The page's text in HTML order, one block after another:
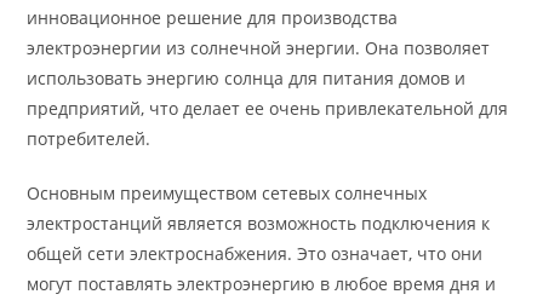
инновационное решение для производства
электроэнергии из солнечной энергии. Она позволяет
использовать энергию солнца для питания домов и
предприятий, что делает ее очень привлекательной для
потребителей.
Основным преимуществом сетевых солнечных
электростанций является возможность подключения к
общей сети электроснабжения. Это означает, что они
могут поставлять электроэнергию в любое время дня и